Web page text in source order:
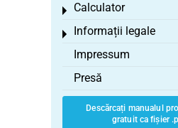
Calculator
Toggle menu
Informații legale
Toggle menu
Impressum
Presă
Descărcați manualul
gratuit ca fișier